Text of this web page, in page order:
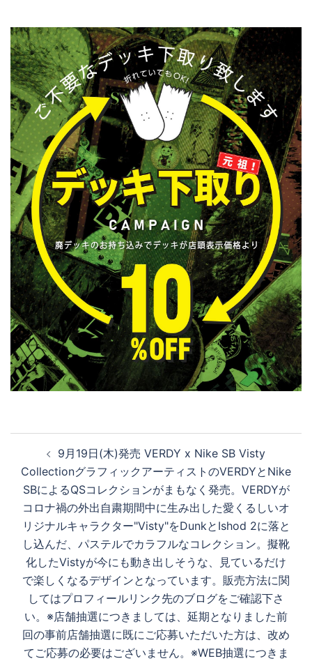
ナ
ビ
ゲ
ー
シ
ョ
9月19日(木)発売 VERDY x Nike SB Visty
CollectionグラフィックアーティストのVERDYとNike
SBによるQSコレクションがまもなく発売。VERDYが
コロナ禍の外出自粛期間中に生み出した愛くるしいオ
リジナルキャラクター"Visty"をDunkとIshod 2に落と
し込んだ、パステルでカラフルなコレクション。擬靴
化したVistyが今にも動き出しそうな、見ているだけ
で楽しくなるデザインとなっています。販売方法に関
してはプロフィールリンク先のブログをご確認下さ
い。※店舗抽選につきましては、延期となりました前
回の事前店舗抽選に既にご応募いただいた方は、改め
てご応募の必要はございません。※WEB抽選につきま